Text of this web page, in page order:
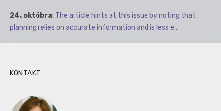
24. októbra: The article hints at this issue by noting that
planning relies on accurate information and is less e...
KONTAKT